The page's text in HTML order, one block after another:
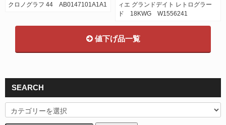
クロノグラフ 44 AB0147101A1A1
ィエ グランドデイト レトログラー
ド 18KWG W1556241
値下げ品一覧
SEARCH